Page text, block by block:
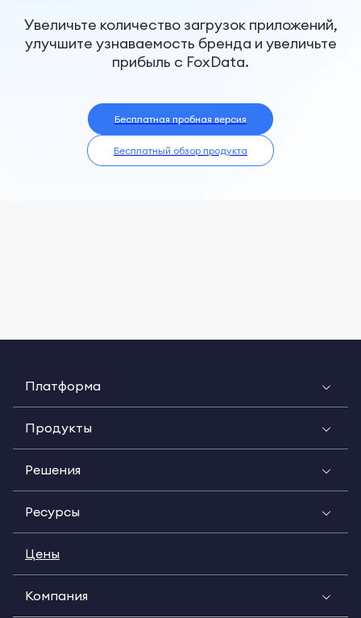
Увеличьте количество загрузок приложений,
улучшите узнаваемость бренда и увеличьте
прибыль с FoxData.
Бесплатная пробная версия
Бесплатный обзор продукта
Платформа
Продукты
Решения
Ресурсы
Цены
Компания